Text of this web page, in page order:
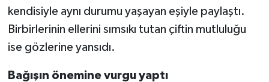
kendisiyle aynı durumu yaşayan eşiyle paylaştı.
Birbirlerinin ellerini sımsıkı tutan çiftin mutluluğu
ise gözlerine yansıdı.
Bağışın önemine vurgu yaptı